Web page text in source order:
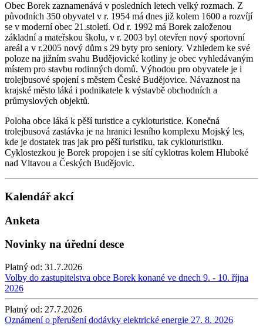
Obec Borek zaznamenává v posledních letech velký rozmach. Z
původních 350 obyvatel v r. 1954 má dnes již kolem 1600 a rozvíjí
se v moderní obec 21.století. Od r. 1992 má Borek založenou
základní a mateřskou školu, v r. 2003 byl otevřen nový sportovní
areál a v r.2005 nový dům s 29 byty pro seniory. Vzhledem ke své
poloze na jižním svahu Budějovické kotliny je obec vyhledávaným
místem pro stavbu rodinných domů. Výhodou pro obyvatele je i
trolejbusové spojení s městem České Budějovice. Návaznost na
krajské město láká i podnikatele k výstavbě obchodních a
průmyslových objektů.
Poloha obce láká k pěší turistice a cykloturistice. Konečná
trolejbusová zastávka je na hranici lesního komplexu Mojský les,
kde je dostatek tras jak pro pěší turistiku, tak cykloturistiku.
Cyklostezkou je Borek propojen i se sítí cyklotras kolem Hluboké
nad Vltavou a Českých Budějovic.
Kalendář akcí
Anketa
Novinky na úřední desce
Platný od: 31.7.2026
Volby do zastupitelstva obce Borek konané ve dnech 9. - 10. října
2026
Platný od: 27.7.2026
Oznámení o přerušení dodávky elektrické energie 27. 8. 2026